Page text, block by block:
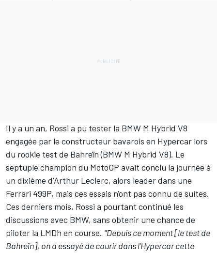
Il y a un an, Rossi a pu tester la BMW M Hybrid V8
engagée par le constructeur bavarois en Hypercar lors
du rookie test de Bahreïn (BMW M Hybrid V8). Le
septuple champion du MotoGP avait conclu la journée à
un dixième d'Arthur Leclerc, alors leader dans une
Ferrari 499P, mais ces essais n'ont pas connu de suites.
Ces derniers mois, Rossi a pourtant continué les
discussions avec BMW, sans obtenir une chance de
piloter la LMDh en course. "Depuis ce moment [le test de
Bahreïn], on a essayé de courir dans l'Hypercar cette